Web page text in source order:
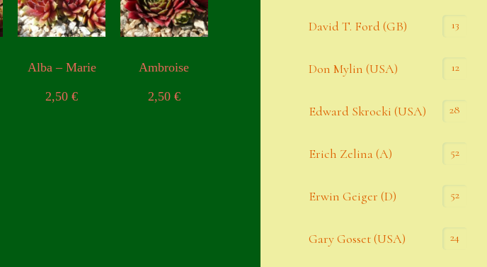
Erster Umgang mit Semps
Gästebuch
Heuffelii’s
Home
Alba – Marie
2,50€
Ambroise
2,50 €
David T. Ford (GB) 13
Don Mylin (USA) 12
Edward Skrocki (USA) 28
Erich Zelina (A) 52
Erwin Geiger (D) 52
Gary Gosset (USA) 24